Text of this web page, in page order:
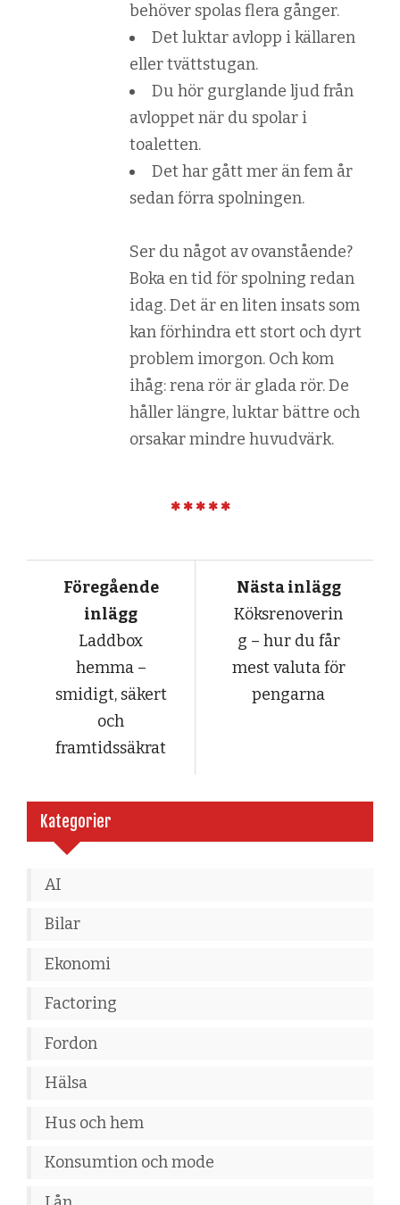
behöver spolas flera gånger.
Det luktar avlopp i källaren
eller tvättstugan.
Du hör gurglande ljud från
avloppet när du spolar i
toaletten.
Det har gått mer än fem år
sedan förra spolningen.
Ser du något av ovanstående?
Boka en tid för spolning redan
idag. Det är en liten insats som
kan förhindra ett stort och dyrt
problem imorgon. Och kom
ihåg: rena rör är glada rör. De
håller längre, luktar bättre och
orsakar mindre huvudvärk.
Föregående
inlägg
Laddbox
hemma –
smidigt, säkert
och
framtidssäkrat
Nästa inlägg
Köksrenoverin
g – hur du får
mest valuta för
pengarna
Kategorier
AI
Bilar
Ekonomi
Factoring
Fordon
Hälsa
Hus och hem
Konsumtion och mode